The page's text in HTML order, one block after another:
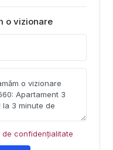
o vizionare
de confidențialitate